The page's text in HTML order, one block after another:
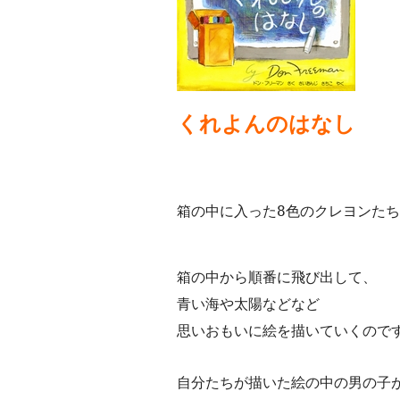
くれよんのはなし
箱の中に入った8色のクレヨンたち
箱の中から順番に飛び出して、
青い海や太陽などなど
思いおもいに絵を描いていくので
自分たちが描いた絵の中の男の子